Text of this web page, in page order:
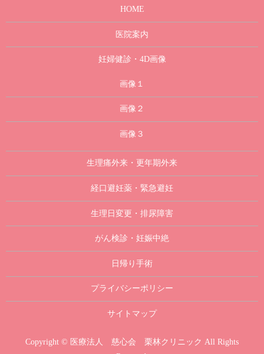
HOME
医院案内
妊婦健診・4D画像
画像１
画像２
画像３
生理痛外来・更年期外来
経口避妊薬・緊急避妊
生理日変更・排尿障害
がん検診・妊娠中絶
日帰り手術
プライバシーポリシー
サイトマップ
Copyright © 医療法人 慈心会 栗林クリニック All Rights